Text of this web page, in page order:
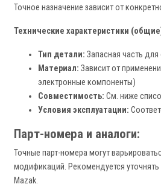
Точное назначение зависит от
Технические характеристики
Тип детали: Запасная часть
Материал: Зависит от
электронные компоненты)
Совместимость: См. ниже
Условия эксплуатации:
Парт-номера и аналоги:
Точные парт-номера могут
модификаций. Рекомендуется
Mazak.